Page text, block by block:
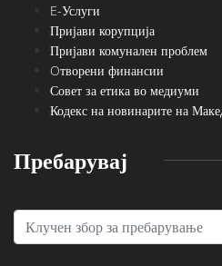
E-Услуги
Пријави корупција
Пријави комунален проблем
Oтворени финансии
Совет за етика во медиуми
Кодекс на новинарите на
Пребарувај